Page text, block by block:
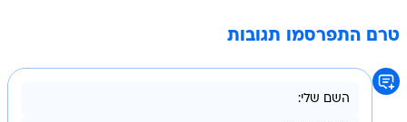
טרם התפרסמו תגובות